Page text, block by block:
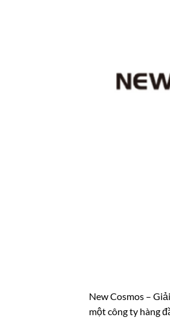
New Cosmos –
một công ty hàng